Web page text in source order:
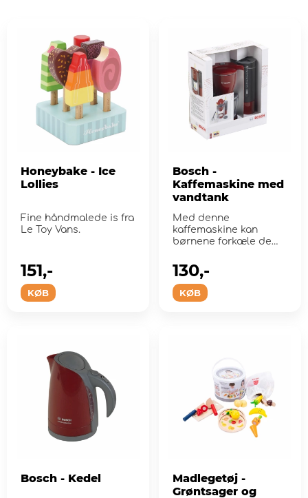
Honeybake - Ice
Lollies
Fine håndmalede is fra
Le Toy Vans.
KØB
151,-
Bosch -
Kaffemaskine med
vandtank
Med denne
kaffemaskine kan
børnene forkæle de
KØB
130,-
Bosch - Kedel
Madlegetøj -
Grøntsager og